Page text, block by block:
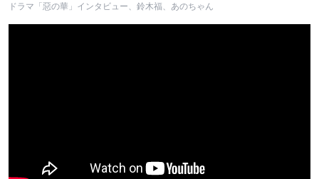
ドラマ「惡の華」インタビュー、鈴木福、あのちゃん